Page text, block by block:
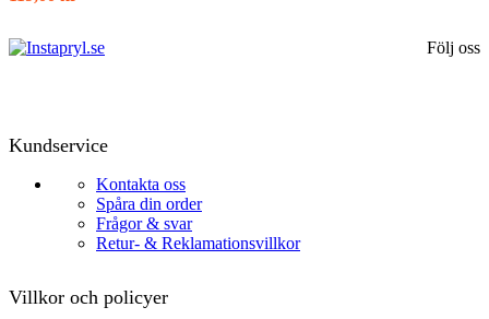
Följ oss
Kundservice
Kontakta oss
Spåra din order
Frågor & svar
Retur- & Reklamationsvillkor
Villkor och policyer